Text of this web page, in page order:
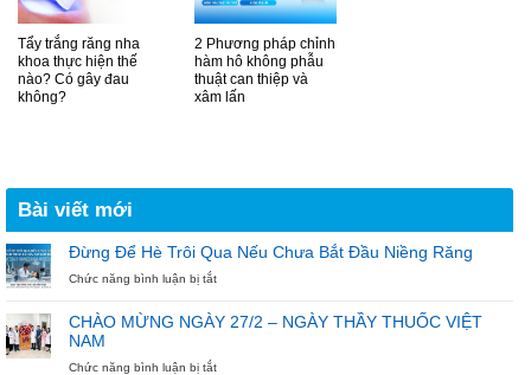
Tẩy trắng răng nha
khoa thực hiện thế
nào? Có gây đau
không?
2 Phương pháp chỉnh
hàm hô không phẫu
thuật can thiệp và
xâm lấn
Bài viết mới
Đừng Để Hè Trôi Qua Nếu Chưa Bắt Đầu Niềng Răng
Chức năng bình luận bị tắtở
Hè
Qua
CHÀO MỪNG NGÀY 27/2 – NGÀY THẦY THUỐC VIỆT
NAM
Chức năng bình luận bị tắtở